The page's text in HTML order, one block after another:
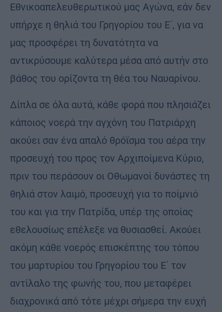
Εθνικοαπελευθερωτικού μας Αγώνα, εάν δεν
υπήρχε η θηλιά του Γρηγορίου του Ε΄, για να
μας προσφέρει τη δυνατότητα να
αντικρύσουμε καλύτερα μέσα από αυτήν στο
βάθος του ορίζοντα τη θέα του Ναυαρίνου.
Δίπλα σε όλα αυτά, κάθε φορά που πλησιάζει
κάποιος νοερά την αγχόνη του Πατριάρχη
ακούει σαν ένα απαλό θρόϊσμα του αέρα την
προσευχή του προς τον Αρχιποίμενα Κύριο,
πριν του περάσουν οι Οθωμανοί δυνάστες τη
θηλιά στον λαιμό, προσευχή για το ποίμνιό
του και για την Πατρίδα, υπέρ της οποίας
εθελουσίως επέλεξε να θυσιασθεί. Ακούει
ακόμη κάθε νοερός επισκέπτης του τόπου
του μαρτυρίου του Γρηγορίου του Ε΄ τον
αντίλαλο της φωνής του, που μεταφέρει
διαχρονικά από τότε μέχρι σήμερα την ευχή